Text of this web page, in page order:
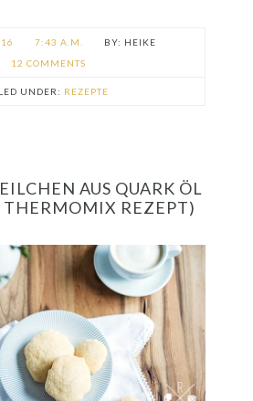
7:43 A.M.
HEIKE
12 COMMENTS
UNDER: REZEPTE
AUS QUARK ÖL
REZEPT)